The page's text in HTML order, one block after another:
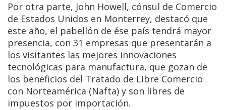
Por otra parte, John Howell, cónsul de Comercio
de Estados Unidos en Monterrey, destacó que
este año, el pabellón de ése país tendrá mayor
presencia, con 31 empresas que presentarán a
los visitantes las mejores innovaciones
tecnológicas para manufactura, que gozan de
los beneficios del Tratado de Libre Comercio
con Norteamérica (Nafta) y son libres de
impuestos por importación.